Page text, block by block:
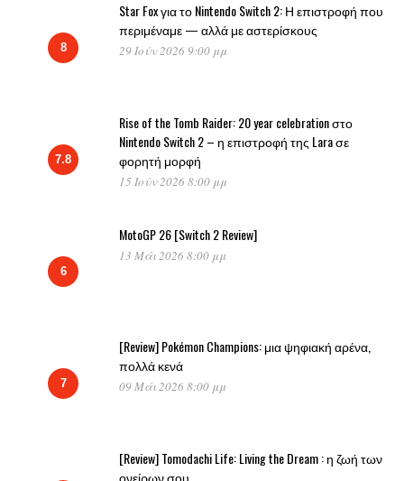
8
Star Fox για το Nintendo Switch 2: Η επιστροφή που
περιμέναμε — αλλά με αστερίσκους
29 Ιούν 2026 9:00 μμ
7.8
Rise of the Tomb Raider: 20 year celebration στο
Nintendo Switch 2 – η επιστροφή της Lara σε
φορητή μορφή
15 Ιούν 2026 8:00 μμ
6
MotoGP 26 [Switch 2 Review]
13 Μάι 2026 8:00 μμ
7
[Review] Pokémon Champions: μια ψηφιακή αρένα,
πολλά κενά
09 Μάι 2026 8:00 μμ
[Review] Tomodachi Life: Living the Dream : η ζωή των
ονείρων σου